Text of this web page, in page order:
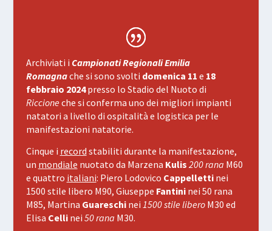
Archiviati i Campionati Regionali Emilia
Romagnache si sono svolti domenica 11 e 18
febbraio 2024presso lo Stadio del Nuoto di
Riccione che si conferma uno dei migliori impianti
natatori a livello di ospitalità e logistica per le
manifestazioni natatorie.
Cinque i record stabiliti durante la manifestazione,
un mondiale nuotato da Marzena Kulis 200 rana M60
e quattro italiani: Piero Lodovico Cappellettinei
1500 stile libero M90, Giuseppe Fantininei 50 rana
M85, Martina Guareschinei 1500 stile liberoM30 ed
Elisa Cellinei 50 rana M30.